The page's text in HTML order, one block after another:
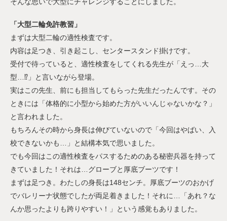
「大型二輪免許教習」
まずは大型二輪の適性検査です。
内容は足つき、引き起こし、センタースタンド掛けです。
受付で待っていると、適性検査をしてくれる先生が「えっ…大
型…⁉︎」と言いながら登場。
実はこの先生、前にも担当してもらった先生だったんです。その
ときには「体格的に小型から始めた方がいいんじゃないかな？」
と言われました。
もちろんその時から身長は伸びていないので「今回はやばい、入
校できないかも…」と結構本気で思いました。
でも今回はこの適性検査をパスするためのある秘密兵器を持って
きていました！それは…グローブと厚底ブーツです！
まずは足つき。わたしの身長は148センチ。厚底ブーツのおかげ
でバレリーナ状態でしたが両足着きました！それに…「あれ？な
んか思ったよりも跨りやすい！」という感覚もありました。